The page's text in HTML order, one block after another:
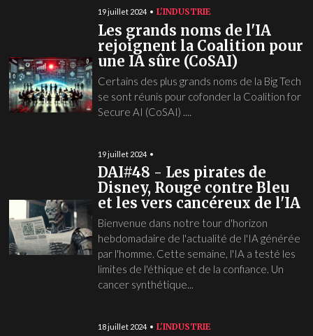
19 juillet 2024 L'INDUSTRIE
Les grands noms de l'IA
rejoignent la Coalition pour
une IA sûre (CoSAI)
Certains des plus grands noms de la Big Tech
se sont réunis pour cofonder la Coalition for
Secure AI (CoSAI) ....
19 juillet 2024
DAI#48 - Les pirates de
Disney, Rouge contre Bleu
et les vers cancéreux de l'IA
Bienvenue dans notre tour d'horizon
hebdomadaire de l'actualité de l'IA générée
par l'homme. Cette semaine, l'IA a testé les
limites de l'éthique et de la confiance. Un
cancer synthétique...
18 juillet 2024 L'INDUSTRIE